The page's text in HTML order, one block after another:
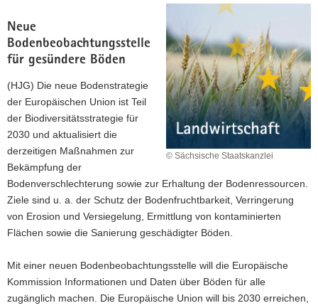
© Sächsische Staatskanzlei
Neue
Bodenbeobachtungsstelle
für gesündere Böden
(HJG) Die neue Bodenstrategie
der Europäischen Union ist Teil
der Biodiversitätsstrategie für
2030 und aktualisiert die
derzeitigen Maßnahmen zur
Bekämpfung der
Bodenverschlechterung sowie zur Erhaltung der Bodenressourcen.
Ziele sind u. a. der Schutz der Bodenfruchtbarkeit, Verringerung
von Erosion und Versiegelung, Ermittlung von kontaminierten
Flächen sowie die Sanierung geschädigter Böden.
Mit einer neuen Bodenbeobachtungsstelle will die Europäische
Kommission Informationen und Daten über Böden für alle
zugänglich machen. Die Europäische Union will bis 2030 erreichen,